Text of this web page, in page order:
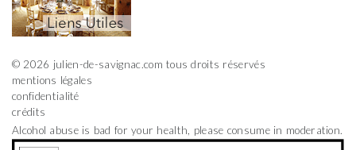
© 2026 julien-de-savignac.com tous droits réservés
mentions légales
confidentialité
crédits
Alcohol abuse is bad for your health, please consume in moderation.